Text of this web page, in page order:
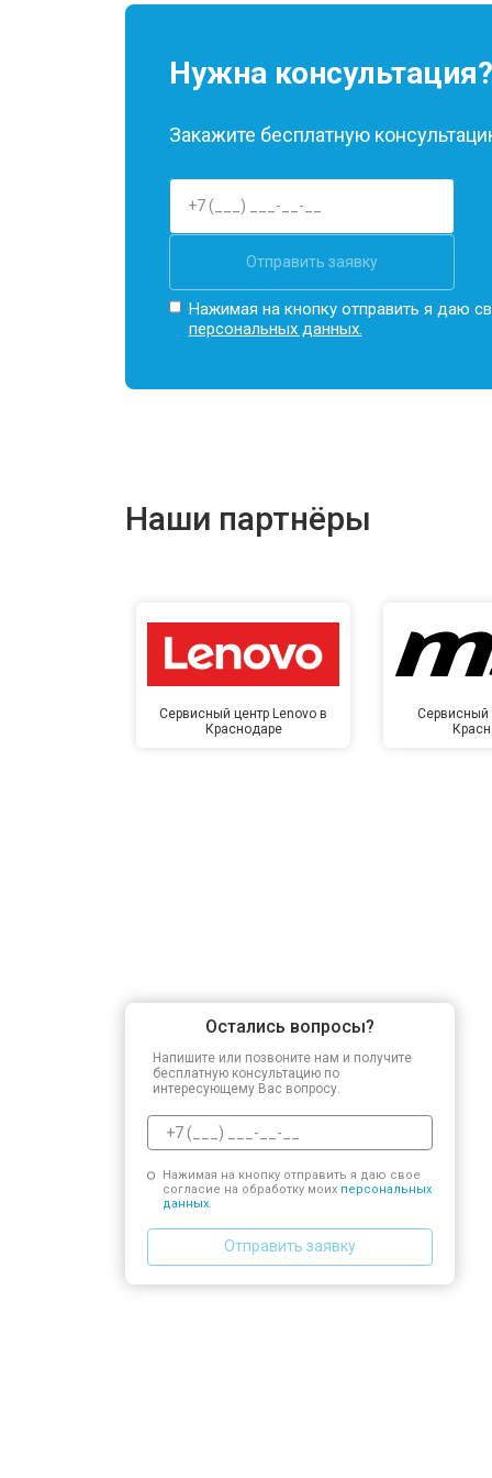
Нужна консультация?
Закажите бесплатную
Отправить заявку
Нажимая на кнопку отправить я даю
персональных данных.
Наши партнёры
Сервисный центр Lenovo в
Краснодаре
Сервисный
Остались вопросы?
Напишите или позвоните нам и получите
бесплатную консультацию по
интересующему Вас вопросу.
Нажимая на кнопку отправить я даю свое
согласие на обработку моих персональных
данных.
Отправить заявку